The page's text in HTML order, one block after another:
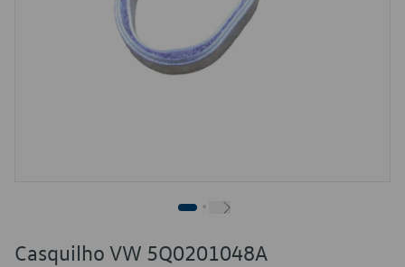
Casquilho VW 5Q0201048A